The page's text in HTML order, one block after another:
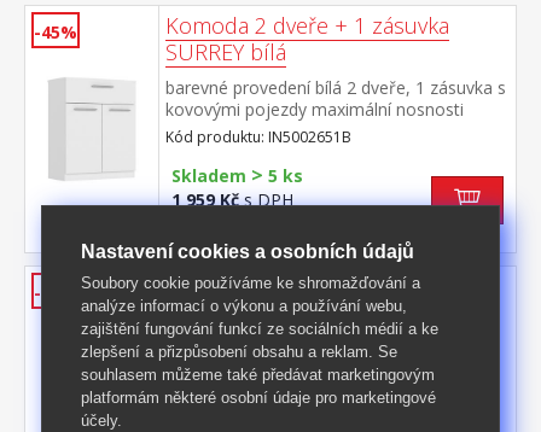
-45%
Komoda 2 dveře + 1 zásuvka
SURREY bílá
barevné provedení bílá 2 dveře, 1 zásuvka s
kovovými pojezdy maximální nosnosti
uvedeny v návodu k montáži
Kód produktu: IN5002651B
Skladem > 5 ks
1 959 Kčs DPH
-36%
Komoda 2 dveře + 1 zásuvka
SURREY dub Sonoma
barevné provedení dub Sonoma 2 dveře, 1
zásuvka s kovovými pojezdy maximální
nosnosti uvedeny v návodu k montáži
Kód produktu: IN5002651D
Nastavení cookies a osobních údajů
Soubory cookie používáme ke shromažďování a
analýze informací o výkonu a používání webu,
zajištění fungování funkcí ze sociálních médií a ke
zlepšení a přizpůsobení obsahu a reklam. Se
souhlasem můžeme také předávat marketingovým
platformám některé osobní údaje pro marketingové
účely.